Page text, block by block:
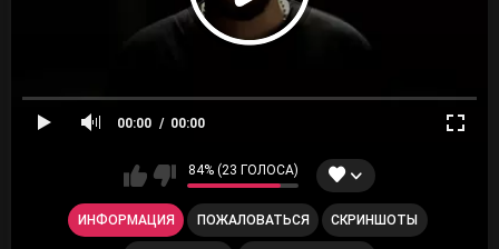
00:00 00:00
84% (23 ГОЛОСА)
ИНФОРМАЦИЯ ПОЖАЛОВАТЬСЯ СКРИНШОТЫ